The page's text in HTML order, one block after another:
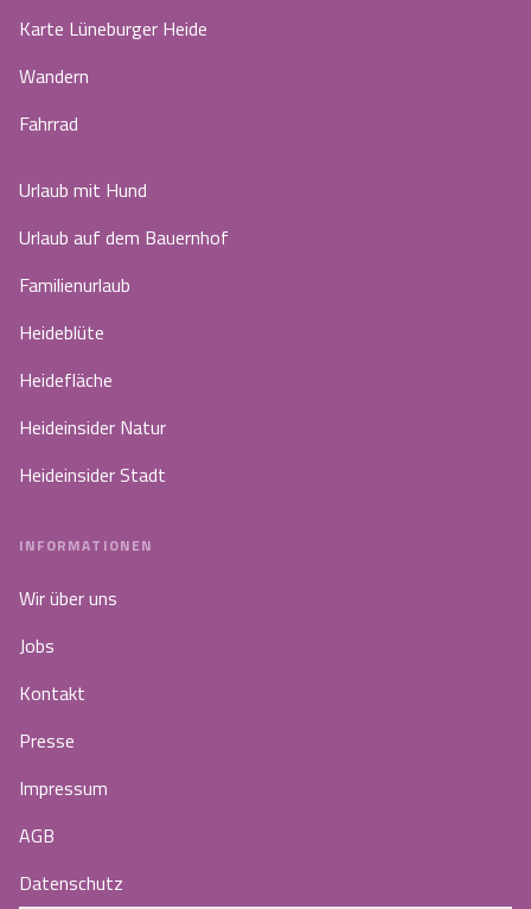
Karte Lüneburger Heide
Wandern
Fahrrad
Urlaub mit Hund
Urlaub auf dem Bauernhof
Familienurlaub
Heideblüte
Heidefläche
Heideinsider Natur
Heideinsider Stadt
INFORMATIONEN
Wir über uns
Jobs
Kontakt
Presse
Impressum
AGB
Datenschutz